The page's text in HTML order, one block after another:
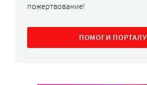
пожертвование!
ПОМОГИ ПОРТАЛУ